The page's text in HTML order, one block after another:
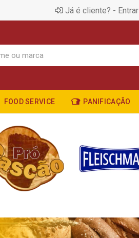
Já é cliente? - Entrar
FOOD SERVICE PANIFICAÇÃO